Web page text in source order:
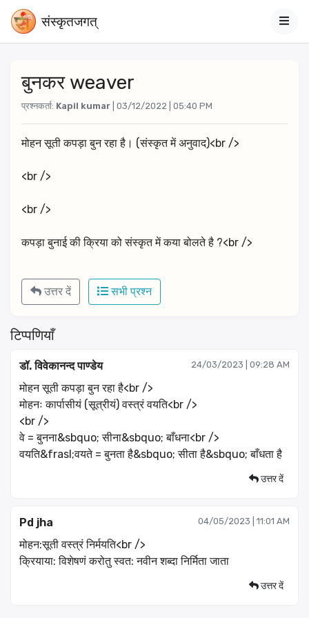
संस्‍कृतजगत्
बुनकर weaver
प्रश्नकर्ता: Kapil kumar | 03/12/2022 | 05:40 PM
मोहन सूती कपड़ा बुन रहा है। (संस्कृत में अनुवाद)<br />
<br />
<br />
कपड़ा बुनाई की क्रिया को संस्कृत में कया बोलते है ?<br />
उत्तर दें सभी प्रश्न
टिप्पणियाँ
डॉ. विवेकानन्द पाण्डेय 24/03/2023 | 09:28 AM
मोहन सूती कपड़ा बुन रहा है<br />
मोहनः कार्पासीयं (सूत्रीयं) वस्त्रं वयति<br />
<br />
वे = बुनना&sbquo; सीना&sbquo; बाँधना<br />
वयति&frasl;वयते = बुनता है&sbquo; सीता है&sbquo; बाँधता है
उत्तर दें
Pd jha 04/05/2023 | 11:01 AM
मोहन:सूती वस्त्रं निर्मयति<br />
क्रियाया: विशेषणं करोतु स्वत: नवीन शब्दा निर्मिता जाता
उत्तर दें